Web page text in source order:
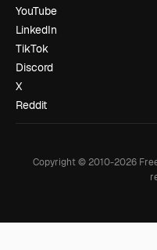
YouTube
LinkedIn
TikTok
Discord
X
Reddit
Copyright © 2010-2026